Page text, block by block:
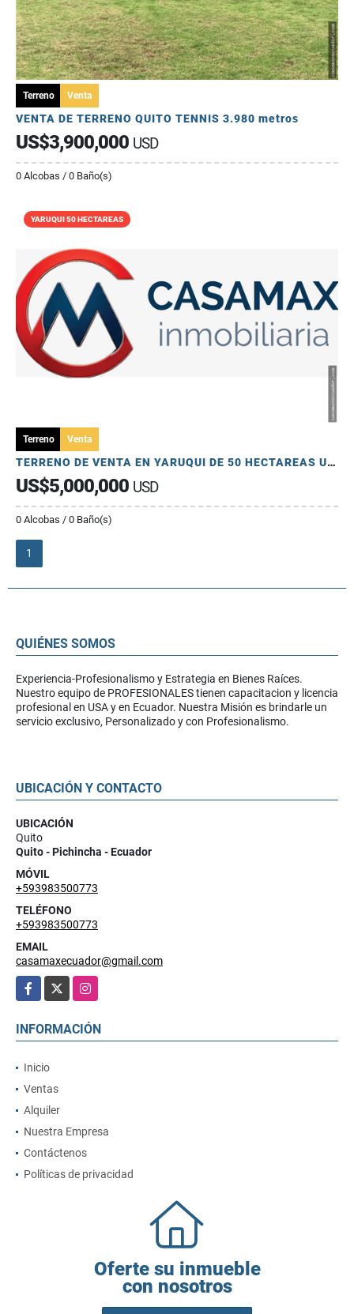
Terreno Venta
VENTA DE TERRENO QUITO TENNIS 3.980 metros
US$3,900,000 USD
0 Alcobas / 0 Baño(s)
YARUQUI 50 HECTAREAS
Terreno Venta
TERRENO DE VENTA EN YARUQUI DE 50 HECTAREAS UTILES
US$5,000,000 USD
0 Alcobas / 0 Baño(s)
1
QUIÉNES SOMOS
Experiencia-Profesionalismo y Estrategia en Bienes Raíces.
Nuestro equipo de PROFESIONALES tienen capacitacion y licencia
profesional en USA y en Ecuador. Nuestra Misión es brindarle un
servicio exclusivo, Personalizado y con Profesionalismo.
UBICACIÓN Y CONTACTO
UBICACIÓN
Quito
Quito - Pichincha - Ecuador
MÓVIL
+593983500773
TELÉFONO
+593983500773
EMAIL
casamaxecuador@gmail.com
Facebook
Instagram
INFORMACIÓN
Inicio
Ventas
Alquiler
Nuestra Empresa
Contáctenos
Políticas de privacidad
Oferte su inmueble
con nosotros